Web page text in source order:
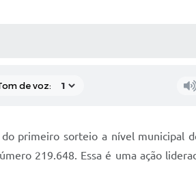
de voz:
primeiro sorteio a nível municipal
219.648. Essa é uma ação